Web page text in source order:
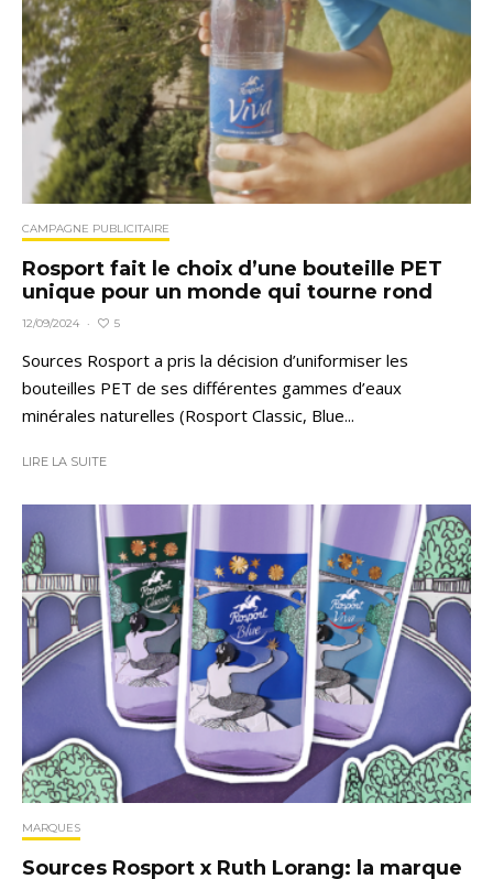
CAMPAGNE PUBLICITAIRE
Rosport fait le choix d’une bouteille PET
unique pour un monde qui tourne rond
12/09/2024 · 5
Sources Rosport a pris la décision d’uniformiser les
bouteilles PET de ses différentes gammes d’eaux
minérales naturelles (Rosport Classic, Blue...
LIRE LA SUITE
MARQUES
Sources Rosport x Ruth Lorang: la marque